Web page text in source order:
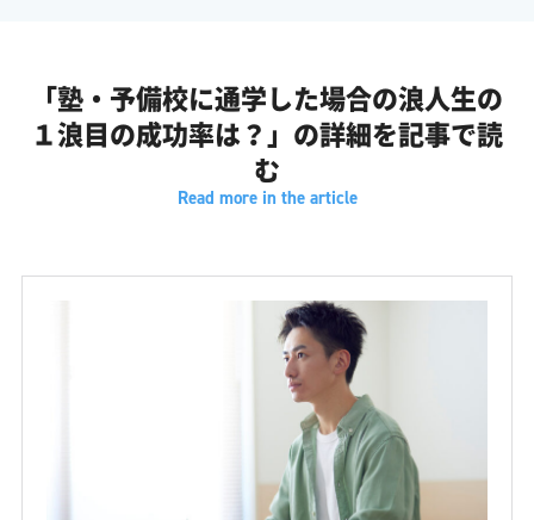
ますか?
がくしん: 予備校に通う浪人生が第一志望に合格した割合なんで
すけど、これ48.9%なんですよ。
がくしん: そうですね。第二志望の29.7%を合わせると、約8割の
人が上位の志望校への進学を決めているという結果になります。
ふみか: おお、8割は上位にいけるんですね。それは結構高い数字
がくしん: さらに興味深いのが、全ての大学に不合格になってし
「塾・予備校に通学した場合の浪人生の
１浪目の成功率は？」の詳細を記事で読
む